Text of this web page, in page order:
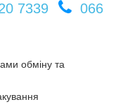
7339
066
обміну та